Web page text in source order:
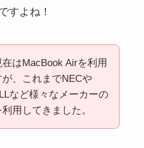
すよね！
はMacBook Airを利用
が、これまでNECや
など様々なメーカーの
用してきました。